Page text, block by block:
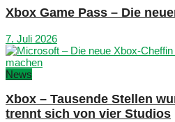
Xbox Game Pass – Die
7. Juli 2026
News
Xbox – Tausende Stellen
trennt sich von vier Studios